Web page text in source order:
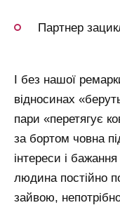
Партнер
І без нашої
відносинах
пари «перетягує
за бортом човна
інтереси і
людина постійно
зайвою,